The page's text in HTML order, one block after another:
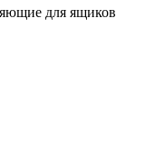
для ящиков